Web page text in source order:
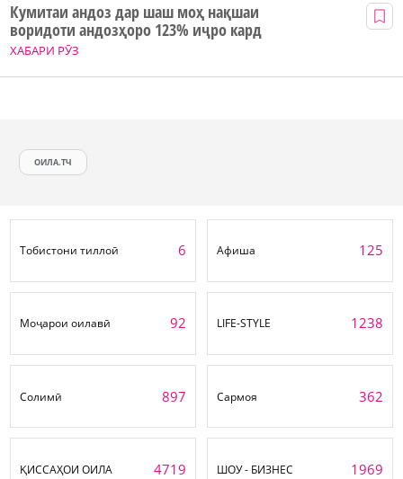
ХАБАРИ РӮЗ
Кумитаи андоз дар шаш моҳ нақшаи
воридоти андозҳоро 123% иҷро кард
ОИЛА.ТЧ
Тобистони тиллоӣ 6 Афиша 125
Моҷарои оилавӣ 92 LIFE-STYLE 1238
Солимӣ 897 Сармоя 362
ҚИССАҲОИ ОИЛА 4719 ШОУ - БИЗНЕС 1969